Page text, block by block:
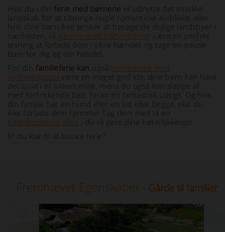
Hvis du i din ferie med børnene vil udnytte det smukke
landskab for at tilbringe nogle romantiske øjeblikke, eller
hvis dine børn ikke ønsker at besøge de dejlige landsbyer i
nærheden, vil gården med babysittering være en perfekt
løsning at forlade dem i sikre hænder og tage en pause
bare for dig og din halvdel.
For din familieferie kan også bondehuse med
swimmingpool være en meget god ide, dine børn kan have
det sjovt i et sikkert miljø, mens du også kan slappe af
med forfriskende bad, foran en fantastisk udsigt. Og hvis
din familie har en hund eller en kat eller begge, skal du
ikke forlade dem hjemme! Tag dem med til en
kæledyrsvenlig gård , du vil gøre dine børn lykkelige!
Er du klar til at booke ferie?
Fremhævet Egenskaber - Gårde til familier